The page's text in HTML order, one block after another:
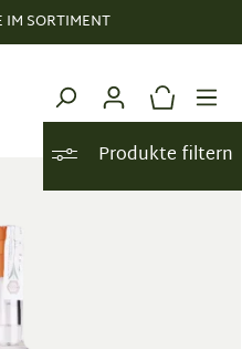
IM SORTIMENT
Produkte filtern